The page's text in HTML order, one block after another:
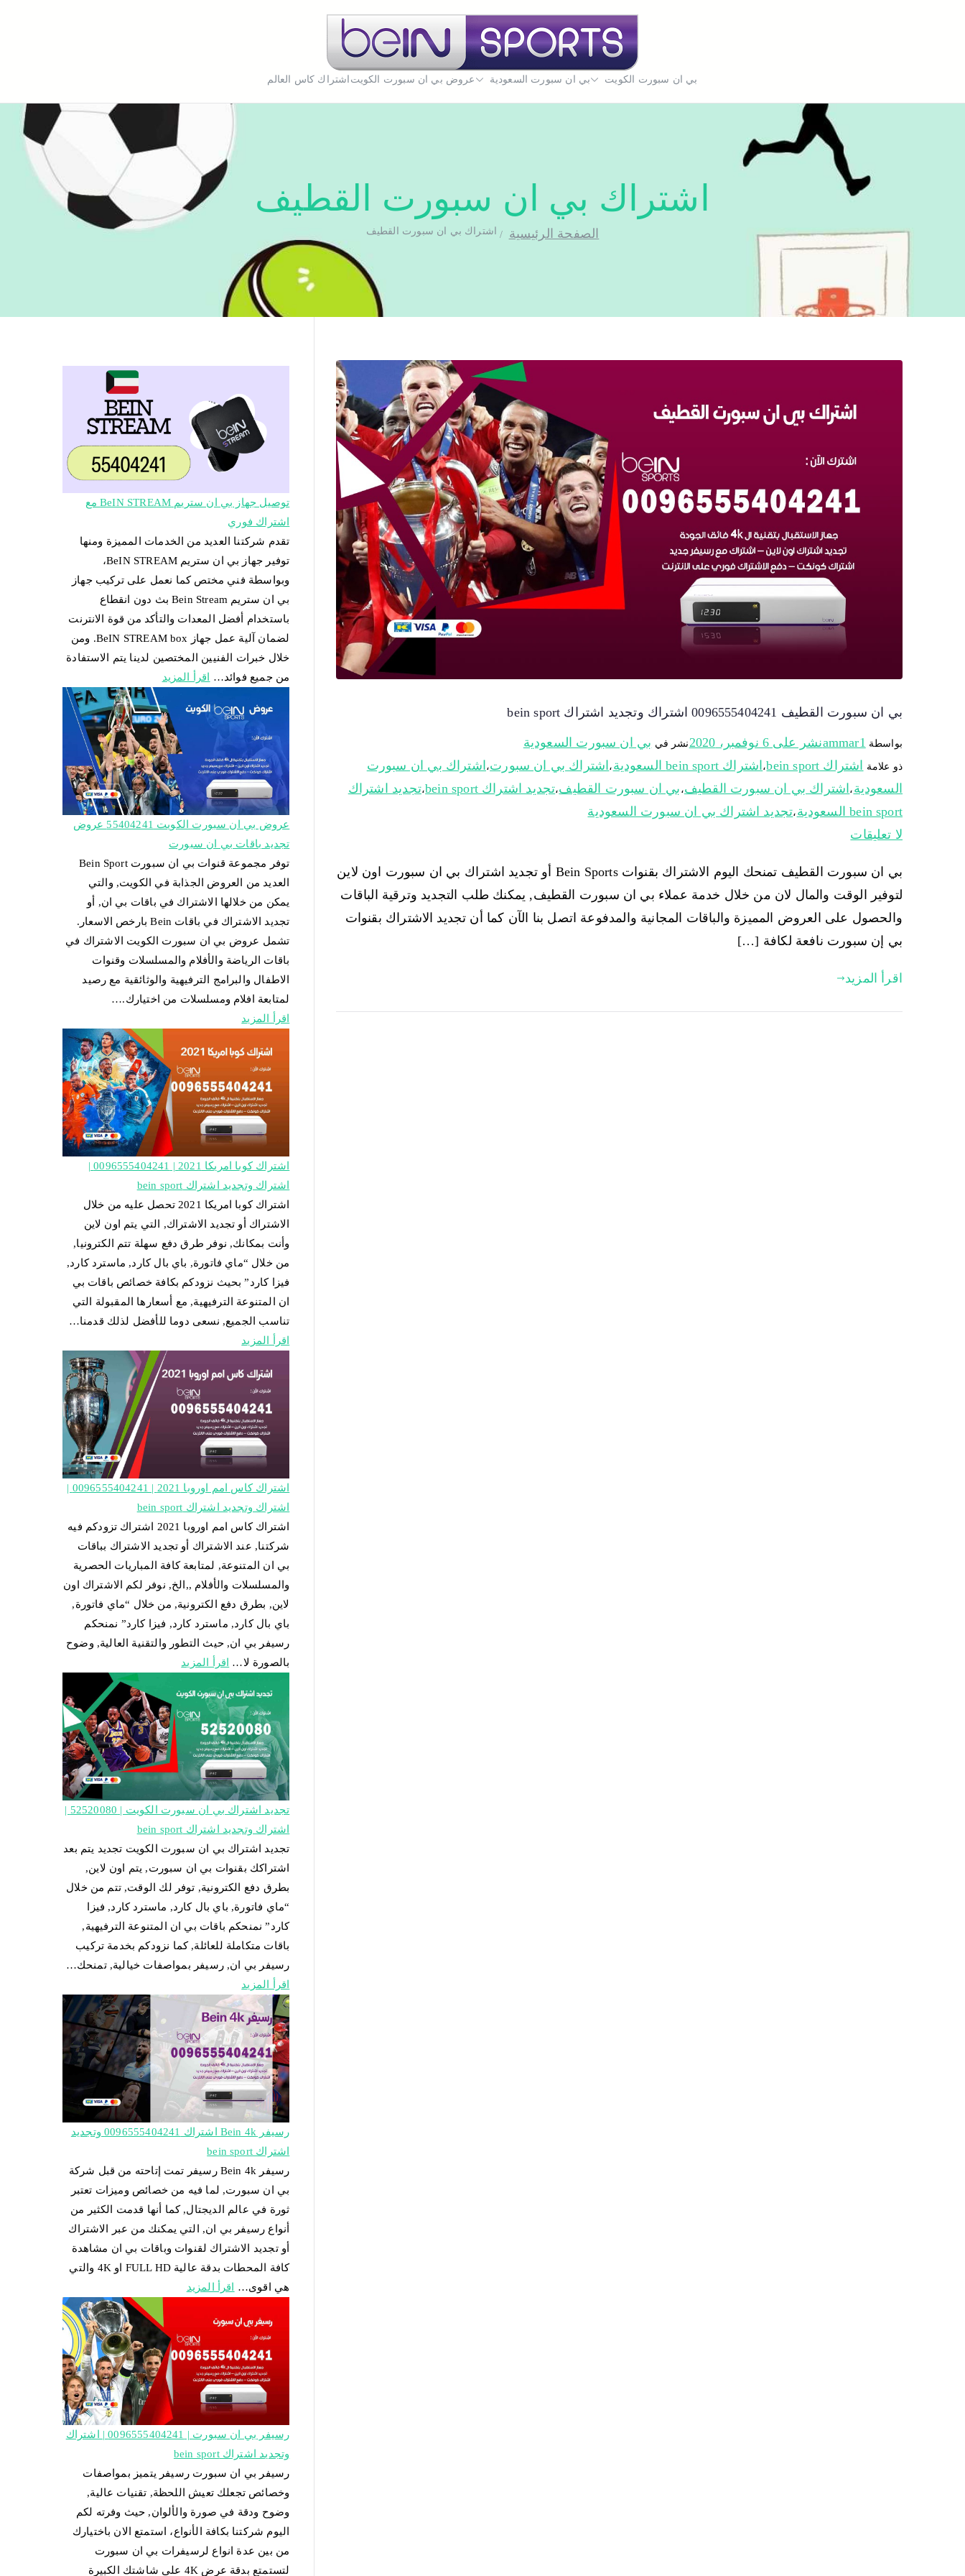
بي ان سبورت الكويت
تجديد اشتراك بي ان سبورت اون لاين الكويت - bein sport kuwait بي ان سبورت الكويت بي ان سبورت السعودية عروض بي ان سبورت الكويتاشتراك كاس العالم
اشتراك بي ان سبورت القطيف
الصفحة الرئيسية اشتراك بي ان سبورت القطيف
بي ان سبورت القطيف 0096555404241 اشتراك وتجديد اشتراك bein sport
بواسطة ammar1نشر على 6 نوفمبر، 2020 نشر في بي ان سبورت السعودية
ذو علامة اشتراك bein sport ، اشتراك bein sport السعودية ، اشتراك بي ان سبورت، اشتراك بي ان سبورت
السعودية ، اشتراك بي ان سبورت القطيف، بي ان سبورت القطيف،تجديد اشتراك bein sport ،تجديد اشتراك
bein sport السعودية
،تجديد اشتراك بي ان سبورت السعودية
لا تعليقات
بي ان سبورت القطيف تمنحك اليوم الاشتراك بقنوات Bein Sports أو تجديد اشتراك بي ان سبورت اون لاين
لتوفير الوقت والمال لان من خلال خدمة عملاء بي ان سبورت القطيف, يمكنك طلب التجديد وترقية الباقات
والحصول على العروض المميزة والباقات المجانية والمدفوعة اتصل بنا الآن كما أن تجديد الاشتراك بقنوات
بي إن سبورت نافعة لكافة […]
اقرأ المزيد
توصيل جهاز بي ان ستريم BeIN STREAM مع
اشتراك فوري
تقدم شركتنا العديد من الخدمات المميزة ومنها
توفير جهاز بي ان ستريم BeIN STREAM،
وبواسطة فني مختص كما نعمل على تركيب جهاز
بي ان ستريم Bein Stream بث دون انقطاع
باستخدام أفضل المعدات والتأكد من قوة الانترنت
لضمان آلية عمل جهاز BeIN STREAM box. ومن
خلال خبرات الفنيين المختصين لدينا يتم الاستفادة
من جميع فوائد…
اقرأ المزيد
عروض بي ان سبورت الكويت 55404241 عروض
تجديد باقات بي ان سبورت
توفر مجموعة قنوات بي ان سبورت Bein Sport
العديد من العروض الجذابة في الكويت, والتي
يمكن من خلالها الاشتراك في باقات بي ان, أو
تجديد الاشتراك في باقات Bein بارخص الاسعار.
تشمل عروض بي ان سبورت الكويت الاشتراك في
باقات الرياضة والأفلام والمسلسلات وقنوات
الاطفال والبرامج الترفيهية والوثائقية مع رصيد
لمتابعة افلام ومسلسلات من اختيارك.…
اقرأ المزيد
اشتراك كوبا امريكا 2021 | 0096555404241 |
اشتراك وتجديد اشتراك bein sport
اشتراك كوبا امريكا 2021 تحصل عليه من خلال
الاشتراك أو تجديد الاشتراك, التي يتم اون لاين
وأنت بمكانك, نوفر طرق دفع سهلة تتم الكترونيا,
من خلال “ماي فاتورة, باي بال كارد, ماسترد كارد,
فيزا كارد” بحيث نزودكم بكافة خصائص باقات بي
ان المتنوعة الترفيهية, مع أسعارها المقبولة التي
تناسب الجميع, نسعى دوما للأفضل لذلك قدمنا…
اقرأ المزيد
اشتراك كاس امم اوروبا 2021 | 0096555404241 |
اشتراك وتجديد اشتراك bein sport
اشتراك كاس امم اوروبا 2021 اشتراك تزودكم فيه
شركتنا, عند الاشتراك أو تجديد الاشتراك بباقات
بي ان المتنوعة, لمتابعة كافة المباريات الحصرية
والمسلسلات والأفلام ,,الخ, نوفر لكم الاشتراك اون
لاين, بطرق دفع الكترونية, من خلال “ماي فاتورة,
باي بال كارد, ماسترد كارد, فيزا كارد” نمنحكم
رسيفر بي ان, حيث التطور والتقنية العالية, وضوح
بالصورة لا…
اقرأ المزيد
تجديد اشتراك بي ان سبورت الكويت | 52520080 |
اشتراك وتجديد اشتراك bein sport
تجديد اشتراك بي ان سبورت الكويت تجديد يتم بعد
اشتراكك بقنوات بي ان سبورت, يتم اون لاين,
بطرق دفع الكترونية, توفر لك الوقت, تتم من خلال
“ماي فاتورة, باي بال كارد, ماسترد كارد, فيزا
كارد” نمنحكم باقات بي ان المتنوعة الترفيهية,
باقات متكاملة للعائلة, كما نزودكم بخدمة تركيب
رسيفر بي ان, رسيفر بمواصفات خيالية, تمنحك…
اقرأ المزيد
رسيفر Bein 4k اشتراك 0096555404241 وتجديد
اشتراك bein sport
رسيفر Bein 4k رسيفر تمت إتاحته من قبل شركة
بي ان سبورت, لما فيه من خصائص وميزات تعتبر
ثورة في عالم الديجتال, كما أنها قدمت الكثير من
أنواع رسيفر بي ان, التي يمكنك من عبر الاشتراك
أو تجديد الاشتراك لقنوات وباقات بي ان مشاهدة
كافة المحطات بدقة عالية FULL HD او 4K والتي
هي اقوى…
اقرأ المزيد
رسيفر بي ان سبورت | 0096555404241 | اشتراك
وتجديد اشتراك bein sport
رسيفر بي ان سبورت رسيفر يتميز بمواصفات
وخصائص تجعلك تعيش اللحظة, تقنيات عالية,
وضوح ودقة في صورة والألوان, حيث وفرته لكم
اليوم شركتنا بكافة الأنواع، استمتع الان باختيارك
من بين عدة انواع لرسيفرات بي ان سبورت
لتستمتع بدقة عرض 4K على شاشتك الكبيرة